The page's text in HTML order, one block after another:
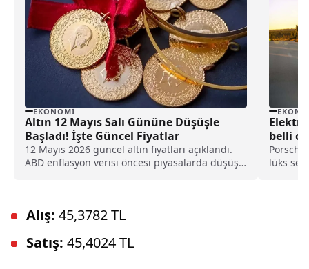
EKONOMI
Altın 12 Mayıs Salı Gününe Düşüşle
Başladı! İşte Güncel Fiyatlar
12 Mayıs 2026 güncel altın fiyatları açıklandı.
ABD enflasyon verisi öncesi piyasalarda düşüş
belli
lüks
Alış: 45,3782 TL
Satış: 45,4024 TL